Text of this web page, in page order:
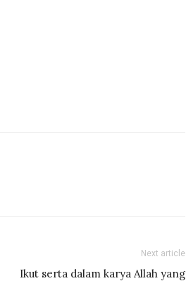
Next article
Ikut serta dalam karya Allah yang